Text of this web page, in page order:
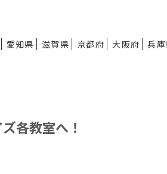
愛知県 滋賀県 京都府 大阪府
兵
各教室へ！